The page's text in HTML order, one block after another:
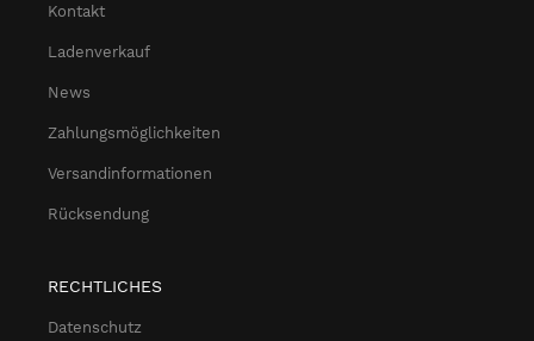
Kontakt
Ladenverkauf
News
Zahlungsmöglichkeiten
Versandinformationen
Rücksendung
RECHTLICHES
Datenschutz